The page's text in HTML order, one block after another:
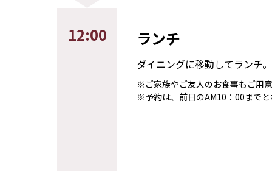
12:00 ランチ
ダイニングに移動してランチ。
※ご家族やご友人のお食事もご用
※予約は、前日のAM10：00まで